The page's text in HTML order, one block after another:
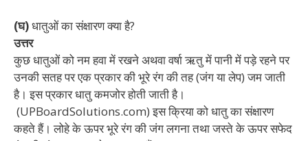
(घ)धातुओं का संक्षारण क्या है?
उत्तर
कुछ धातुओं को नम हवा में रखने अथवा वर्षा ऋतु में पानी में पड़े रहने पर
उनकी सतह पर एक प्रकार की भूरे रंग की तह (जंग या लेप) जम जाती
है। इस प्रकार धातु कमजोर होती जाती है।
(UPBoardSolutions.com) इस क्रिया को धातु का संक्षारण
कहते हैं। लोहे के ऊपर भूरे रंग की जंग लगना तथा जस्ते के ऊपर सफेद